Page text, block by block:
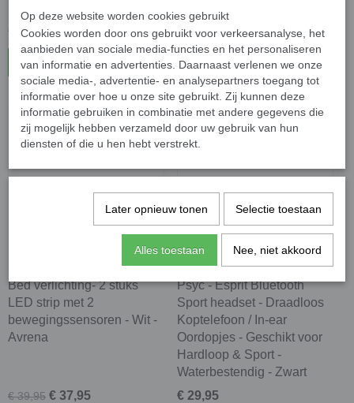
€ 49,95 € 47,45
In winkelwagen
€ 24,95 € 23,70
In winkelwagen
Bed verlichting- 2 stuks
LED strip met 2
bewegingssensoren - Wit -
Avrena
€ 39,95 € 37,95
Psyc - Esprit Bluetooth
Sport headset - Draadloos
Koptelefoon / In-ear
Oordopjes - Geschikt voor
Hardloop & Sport -
Waterbestendig - Zwart
€ 29,95
Op deze website worden cookies gebruikt
Cookies worden door ons gebruikt voor verkeersanalyse, het
aanbieden van sociale media-functies en het personaliseren
van informatie en advertenties. Daarnaast verlenen we onze
sociale media-, advertentie- en analysepartners toegang tot
informatie over hoe u onze site gebruikt. Zij kunnen deze
informatie gebruiken in combinatie met andere gegevens die
zij mogelijk hebben verzameld door uw gebruik van hun
diensten of die u hen hebt verstrekt.
Later opnieuw tonen Selectie toestaan
Alles toestaan Nee, niet akkoord